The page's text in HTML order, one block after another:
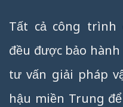
Tất cả công trình
đều được bảo
tư vấn giải pháp
hậu miền Trung